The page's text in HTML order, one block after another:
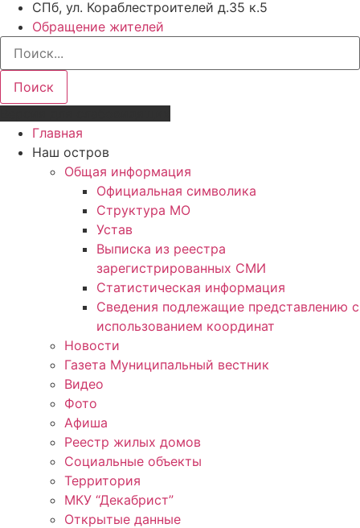
СПб, ул. Кораблестроителей д.35 к.5
Обращение жителей
Поиск
Главная
Наш остров
Общая информация
Официальная символика
Структура МО
Устав
Выписка из реестра
зарегистрированных СМИ
Статистическая информация
Сведения подлежащие представлению с
использованием координат
Новости
Газета Муниципальный вестник
Видео
Фото
Афиша
Реестр жилых домов
Социальные объекты
Территория
МКУ “Декабрист”
Открытые данные